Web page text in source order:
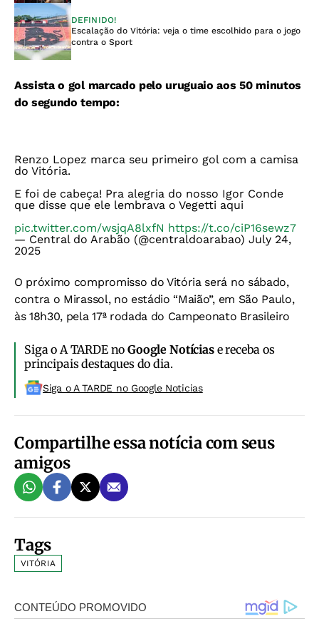
DEFINIDO!
Escalação do Vitória: veja o time escolhido para o jogo
contra o Sport
Assista o gol marcado pelo uruguaio aos 50 minutos
do segundo tempo:
Renzo Lopez marca seu primeiro gol com a camisa
do Vitória.
E foi de cabeça! Pra alegria do nosso Igor Conde
que disse que ele lembrava o Vegetti aqui
pic.twitter.com/wsjqA8lxfN https://t.co/ciP16sewz7
— Central do Arabão (@centraldoarabao) July 24,
2025
O próximo compromisso do Vitória será no sábado,
contra o Mirassol, no estádio “Maião”, em São Paulo,
às 18h30, pela 17ª rodada do Campeonato Brasileiro
Siga o A TARDE noGoogle Notíciase receba os
principais destaques do dia.
Siga o A TARDE no Google Noticias
Compartilhe essa notícia com seus
amigos
Tags
VITÓRIA